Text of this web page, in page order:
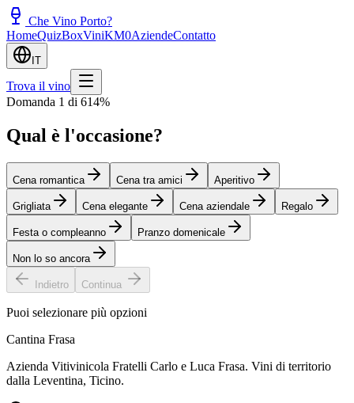
Che Vino Porto?
HomeQuizBoxViniKM0AziendeContatto
IT
Trova il vino
Domanda 1 di 614%
Qual è l'occasione?
Cena romantica Cena tra amici Aperitivo
Grigliata Cena elegante Cena aziendale Regalo
Festa o compleanno Pranzo domenicale
Non lo so ancora
Indietro Continua
Puoi selezionare più opzioni
Cantina Frasa
Azienda Vitivinicola Fratelli Carlo e Luca Frasa. Vini di territorio
dalla Leventina, Ticino.